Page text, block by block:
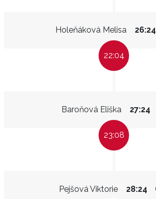
Holeňáková Melisa 26:24
22:04
Baroňová Eliška 27:24
23:08
Pejšová Viktorie 28:24